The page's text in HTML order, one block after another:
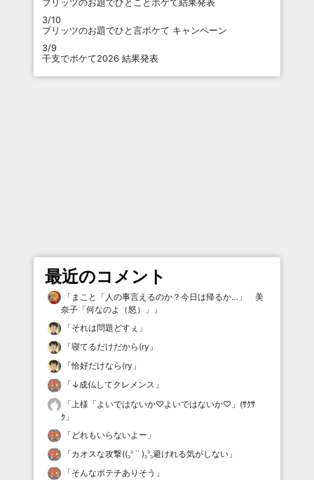
プリッツのお題でひとことボケて結果発表
3/10
プリッツのお題でひと言ボケて キャンペーン
3/9
干支でボケて2026 結果発表
最近のコメント
「 まこと「人の事言えるのか？今日は帰るか…」 美
奈子「何なのよ（怒）」
」
「それは問題どすぇ 」
「寝てるだけだから(ry 」
「恰好だけなら(ry 」
「 ↓成仏してクレメンス 」
「 上様「よいではないか♡よいではないか♡」(ｻｸｻ
ｸ 」
「 どれもいらないよー 」
「カオスな攻撃((꜆꜄ ˙˙ )꜆꜄꜆避けれる気がしない 」
「そんなポテチありそう 」